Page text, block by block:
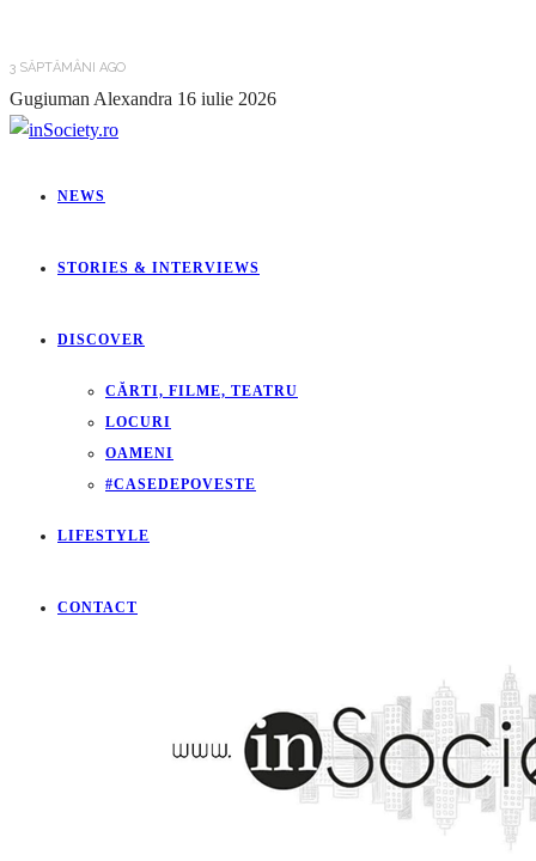
3 SĂPTĂMÂNI AGO
Gugiuman Alexandra 16 iulie 2026
NEWS
STORIES & INTERVIEWS
DISCOVER
CĂRTI, FILME, TEATRU
LOCURI
OAMENI
#CASEDEPOVESTE
LIFESTYLE
CONTACT